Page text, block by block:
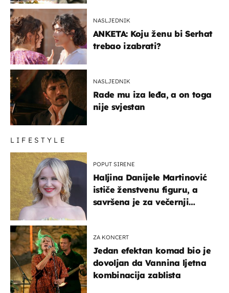
NASLJEDNIK
ANKETA: Koju ženu bi Serhat
trebao izabrati?
NASLJEDNIK
Rade mu iza leđa, a on toga
nije svjestan
LIFESTYLE
POPUT SIRENE
Haljina Danijele Martinović
ističe ženstvenu figuru, a
savršena je za večernji
ZA KONCERT
Jedan efektan komad bio je
dovoljan da Vannina ljetna
kombinacija zablista